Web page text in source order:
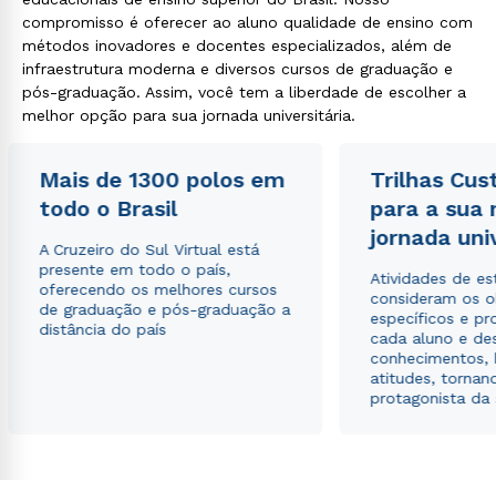
compromisso é oferecer ao aluno qualidade de ensino com
métodos inovadores e docentes especializados, além de
infraestrutura moderna e diversos cursos de graduação e
pós-graduação. Assim, você tem a liberdade de escolher a
melhor opção para sua jornada universitária.
Mais de 1300 polos em
todo o Brasil
A Cruzeiro do Sul Virtual está
presente em todo o país,
oferecendo os melhores cursos
de graduação e pós-graduação a
distância do país
Trilhas
para a sua
jornada
Atividades de
consideram os
específicos e
cada aluno e
conhecimentos,
atitudes,
protagonista da